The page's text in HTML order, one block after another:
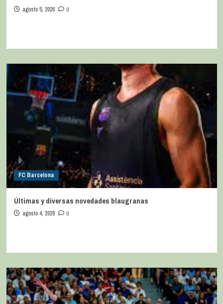
agosto 5, 2026 0
FC Barcelona
Últimas y diversas novedades blaugranas
agosto 4, 2026 0